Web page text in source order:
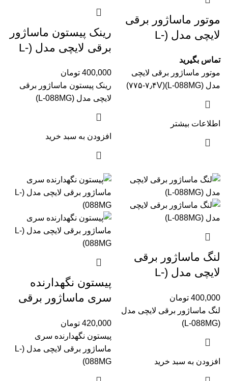
موتور ماساژور برقی
لایچی مدل (L-
تماس بگیرید
موتور ماساژور برقی لایچی
مدل (L-088MG‏)(۷۷۵-۷٫۴V)
اطلاعات بیشتر
رینک پیستون ماساژور
برقی لایچی مدل (L-
400,000 تومان
رینک پیستون ماساژور برقی
لایچی مدل (L-088MG‏)
افزودن به سبد خرید
لنگ ماساژور برقی
لایچی مدل (L-
400,000 تومان
لنگ ماساژور برقی لایچی مدل
(L-088MG‏)
افزودن به سبد خرید
پیستون نگهدارنده
سری ماساژور برقی
088MG‏)
420,000 تومان
پیستون نگهدارنده سری
ماساژور برقی لایچی مدل (L-
088MG‏)